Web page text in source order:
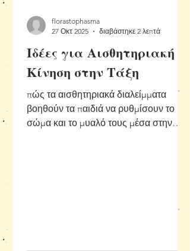
Ιδέες για Αισθητηριακή
Κίνηση στην Τάξη
πώς τα αισθητηριακά διαλείμματα
βοηθούν τα παιδιά να ρυθμίσουν το
σώμα και το μυαλό τους μέσα στην
florastophasma
27 Οκτ 2025
διαβάστηκε 2 λεπτά